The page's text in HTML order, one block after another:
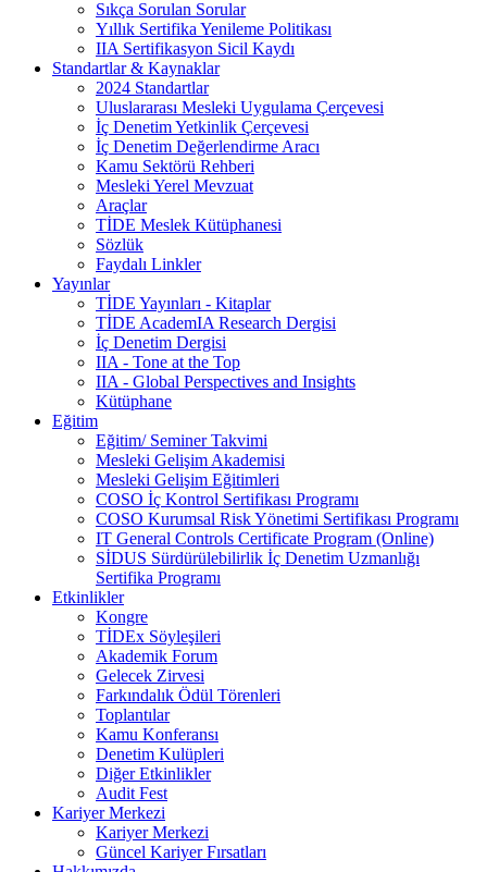
Sıkça Sorulan Sorular
Yıllık Sertifika Yenileme Politikası
IIA Sertifikasyon Sicil Kaydı
Standartlar & Kaynaklar
2024 Standartlar
Uluslararası Mesleki Uygulama Çerçevesi
İç Denetim Yetkinlik Çerçevesi
İç Denetim Değerlendirme Aracı
Kamu Sektörü Rehberi
Mesleki Yerel Mevzuat
Araçlar
TİDE Meslek Kütüphanesi
Sözlük
Faydalı Linkler
Yayınlar
TİDE Yayınları - Kitaplar
TİDE AcademIA Research Dergisi
İç Denetim Dergisi
IIA - Tone at the Top
IIA - Global Perspectives and Insights
Kütüphane
Eğitim
Eğitim/ Seminer Takvimi
Mesleki Gelişim Akademisi
Mesleki Gelişim Eğitimleri
COSO İç Kontrol Sertifikası Programı
COSO Kurumsal Risk Yönetimi Sertifikası Programı
IT General Controls Certificate Program (Online)
SİDUS Sürdürülebilirlik İç Denetim Uzmanlığı
Sertifika Programı
Etkinlikler
Kongre
TİDEx Söyleşileri
Akademik Forum
Gelecek Zirvesi
Farkındalık Ödül Törenleri
Toplantılar
Kamu Konferansı
Denetim Kulüpleri
Diğer Etkinlikler
Audit Fest
Kariyer Merkezi
Kariyer Merkezi
Güncel Kariyer Fırsatları